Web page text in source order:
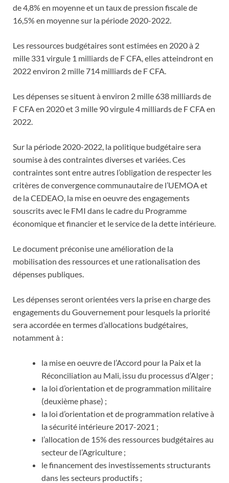
de 4,8% en moyenne et un taux de pression fiscale de
16,5% en moyenne sur la période 2020-2022.
Les ressources budgétaires sont estimées en 2020 à 2
mille 331 virgule 1 milliards de F CFA, elles atteindront en
2022 environ 2 mille 714 milliards de F CFA.
Les dépenses se situent à environ 2 mille 638 milliards de
F CFA en 2020 et 3 mille 90 virgule 4 milliards de F CFA en
2022.
Sur la période 2020-2022, la politique budgétaire sera
soumise à des contraintes diverses et variées. Ces
contraintes sont entre autres l’obligation de respecter les
critères de convergence communautaire de l’UEMOA et
de la CEDEAO, la mise en oeuvre des engagements
souscrits avec le FMI dans le cadre du Programme
économique et financier et le service de la dette intérieure.
Le document préconise une amélioration de la
mobilisation des ressources et une rationalisation des
dépenses publiques.
Les dépenses seront orientées vers la prise en charge des
engagements du Gouvernement pour lesquels la priorité
sera accordée en termes d’allocations budgétaires,
notamment à :
la mise en oeuvre de l’Accord pour la Paix et la
Réconciliation au Mali, issu du processus d’Alger ;
la loi d’orientation et de programmation militaire
(deuxième phase) ;
la loi d’orientation et de programmation relative à
la sécurité intérieure 2017-2021 ;
l’allocation de 15% des ressources budgétaires au
secteur de l’Agriculture ;
le financement des investissements structurants
dans les secteurs productifs ;